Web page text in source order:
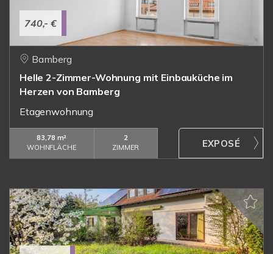
740,- €
Bamberg
Helle 2-Zimmer-Wohnung mit Einbauküche im
Herzen von Bamberg
Etagenwohnung
83,78 m²
WOHNFLÄCHE
2
ZIMMER